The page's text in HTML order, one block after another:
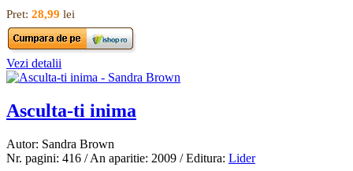
Pret: 28,99 lei
Vezi detalii
Asculta-ti inima
Autor: Sandra Brown
Nr. pagini: 416 / An aparitie: 2009 / Editura: Lider